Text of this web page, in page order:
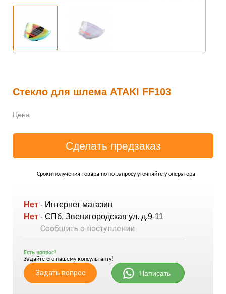
Стекло для шлема ATAKI FF103
Цена
Сроки получения товара по по запросу уточняйте у оператора
Нет - Интернет магазин
Нет - СПб, Звенигородская ул. д.9-11
Сообщить о поступлении
Есть вопрос?
Задайте его нашему консультанту!
Задать вопрос Написать